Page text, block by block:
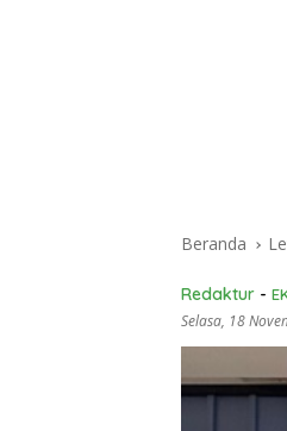
Beranda
Redaktur -
Selasa, 18